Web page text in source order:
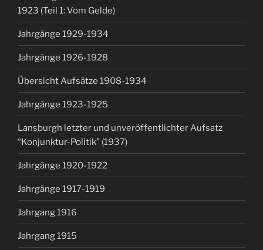
1923 (Teil 1: Vom Gelde)
Jahrgänge 1929-1934
Jahrgänge 1926-1928
Übersicht Aufsätze 1908-1934
Jahrgänge 1923-1925
Lansburgh letzter und unveröffentlichter Aufsatz
“Konjunktur-Politik” (1937)
Jahrgänge 1920-1922
Jahrgänge 1917-1919
Jahrgang 1916
Jahrgang 1915